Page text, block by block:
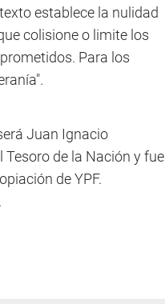
establece la nulidad
colisione o limite los
Para los
Juan Ignacio
de la Nación y fue
de YPF.